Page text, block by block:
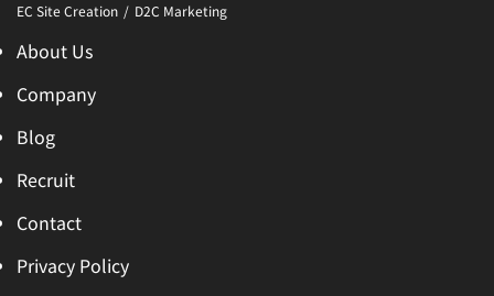
EC Site Creation D2C Marketing
About Us
Company
Blog
Recruit
Contact
Privacy Policy